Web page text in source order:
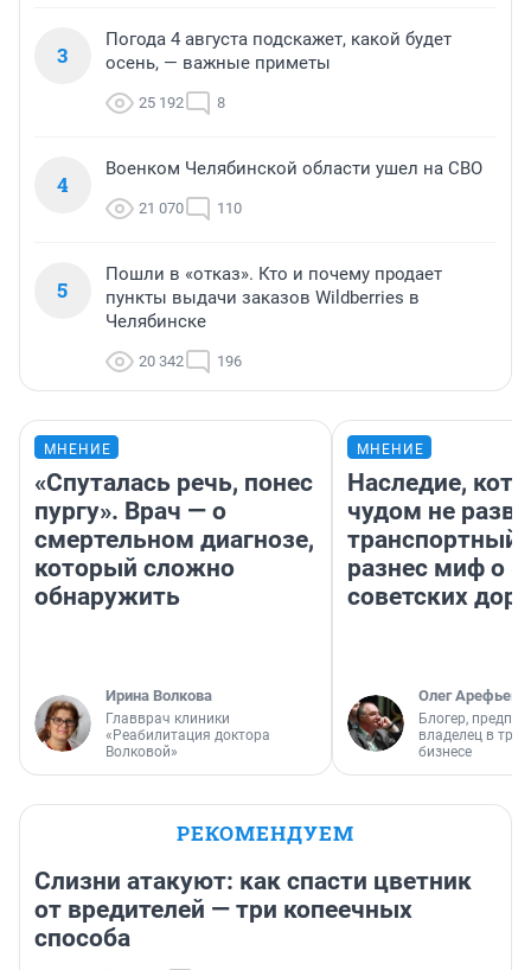
3
Погода 4 августа подскажет, какой будет
осень, — важные приметы
25 192 8
4
Военком Челябинской области ушел на СВО
21 070 110
5
Пошли в «отказ». Кто и почему продает
пункты выдачи заказов Wildberries в
Челябинске
20 342 196
МНЕНИЕ
«Спуталась речь, понес
пургу». Врач — о
смертельном диагнозе,
который сложно
обнаружить
Ирина Волкова
Главврач клиники
«Реабилитация доктора
Волковой»
МНЕНИЕ
Наследие,
чудом не
транспортный
разнес миф о
советских
Олег Арефьев
Блогер,
владелец в
бизнесе
РЕКОМЕНДУЕМ
Слизни атакуют: как спасти цветник
от вредителей — три копеечных
способа